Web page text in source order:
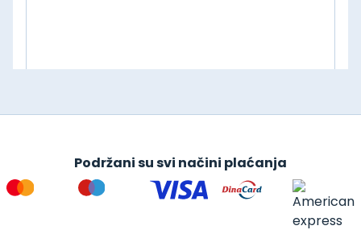
Podržani su svi načini plaćanja